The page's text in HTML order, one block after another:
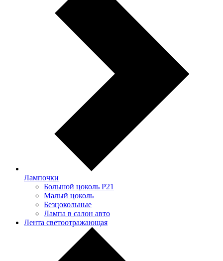
Лампочки
Большой цоколь P21
Малый цоколь
Безцокольные
Лампа в салон авто
Лента светоотражающая